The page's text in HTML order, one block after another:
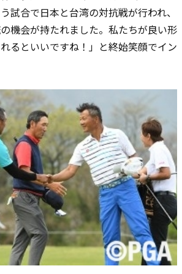
試合で日本と台湾の対抗戦が行われ、
機会が持たれました。私たちが良い形
るといいですね！」と終始笑顔でイン